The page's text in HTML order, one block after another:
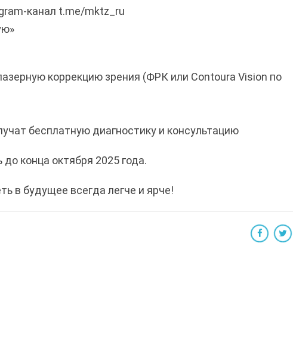
канал t.me/mktz_ru
коррекцию зрения (ФРК или Contoura Vision по
бесплатную диагностику и консультацию
конца октября 2025 года.
в будущее всегда легче и ярче!